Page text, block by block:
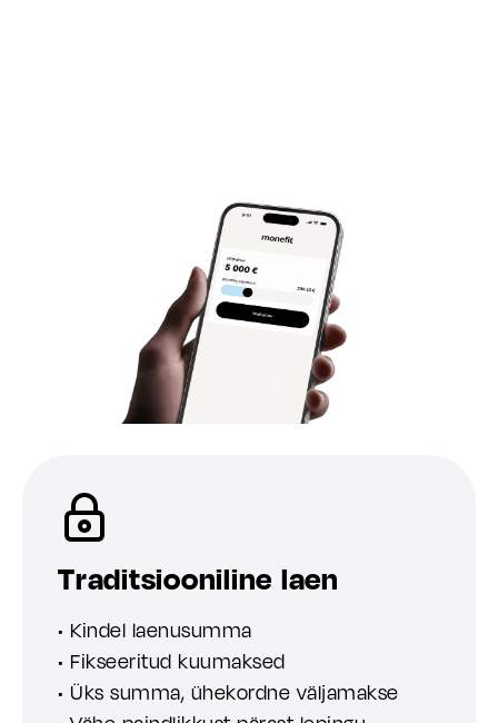
Traditsiooniline laen
• Kindel laenusumma
• Fikseeritud kuumaksed
• Üks summa, ühekordne väljamakse